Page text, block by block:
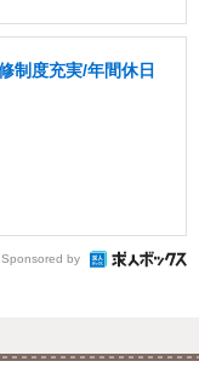
制度充実/年間休日
Sponsored by